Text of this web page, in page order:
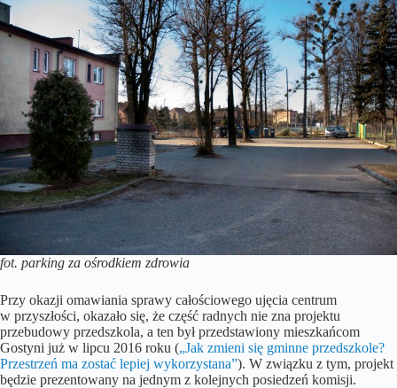
fot. parking za ośrodkiem zdrowia
Przy okazji omawiania sprawy całościowego ujęcia centrum
w przyszłości, okazało się, że część radnych nie zna projektu
przebudowy przedszkola, a ten był przedstawiony mieszkańcom
Gostyni już w lipcu 2016 roku („Jak zmieni się gminne przedszkole?
Przestrzeń ma zostać lepiej wykorzystana”). W związku z tym, projekt
będzie prezentowany na jednym z kolejnych posiedzeń komisji.